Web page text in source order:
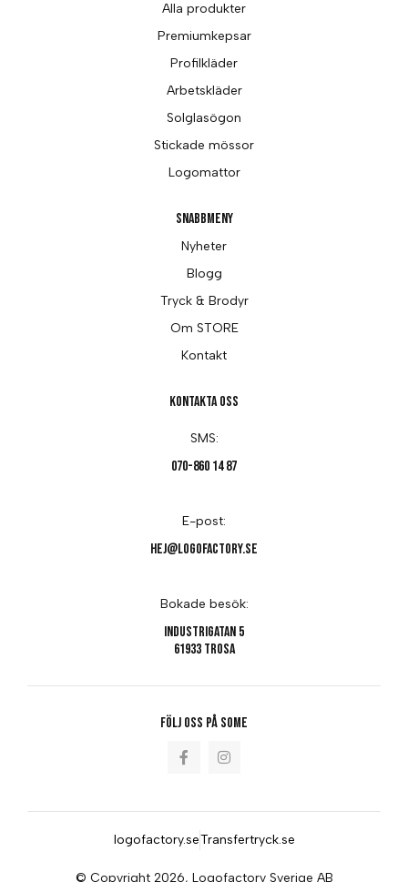
Alla produkter
Premiumkepsar
Profilkläder
Arbetskläder
Solglasögon
Stickade mössor
Logomattor
Snabbmeny
Nyheter
Blogg
Tryck & Brodyr
Om STORE
Kontakt
Kontakta oss
SMS:
070-860 14 87
E-post:
hej@logofactory.se
Bokade besök:
Industrigatan 5
61933 Trosa
Följ oss på SoMe
logofactory.seTransfertryck.se
© Copyright 2026, Logofactory Sverige AB